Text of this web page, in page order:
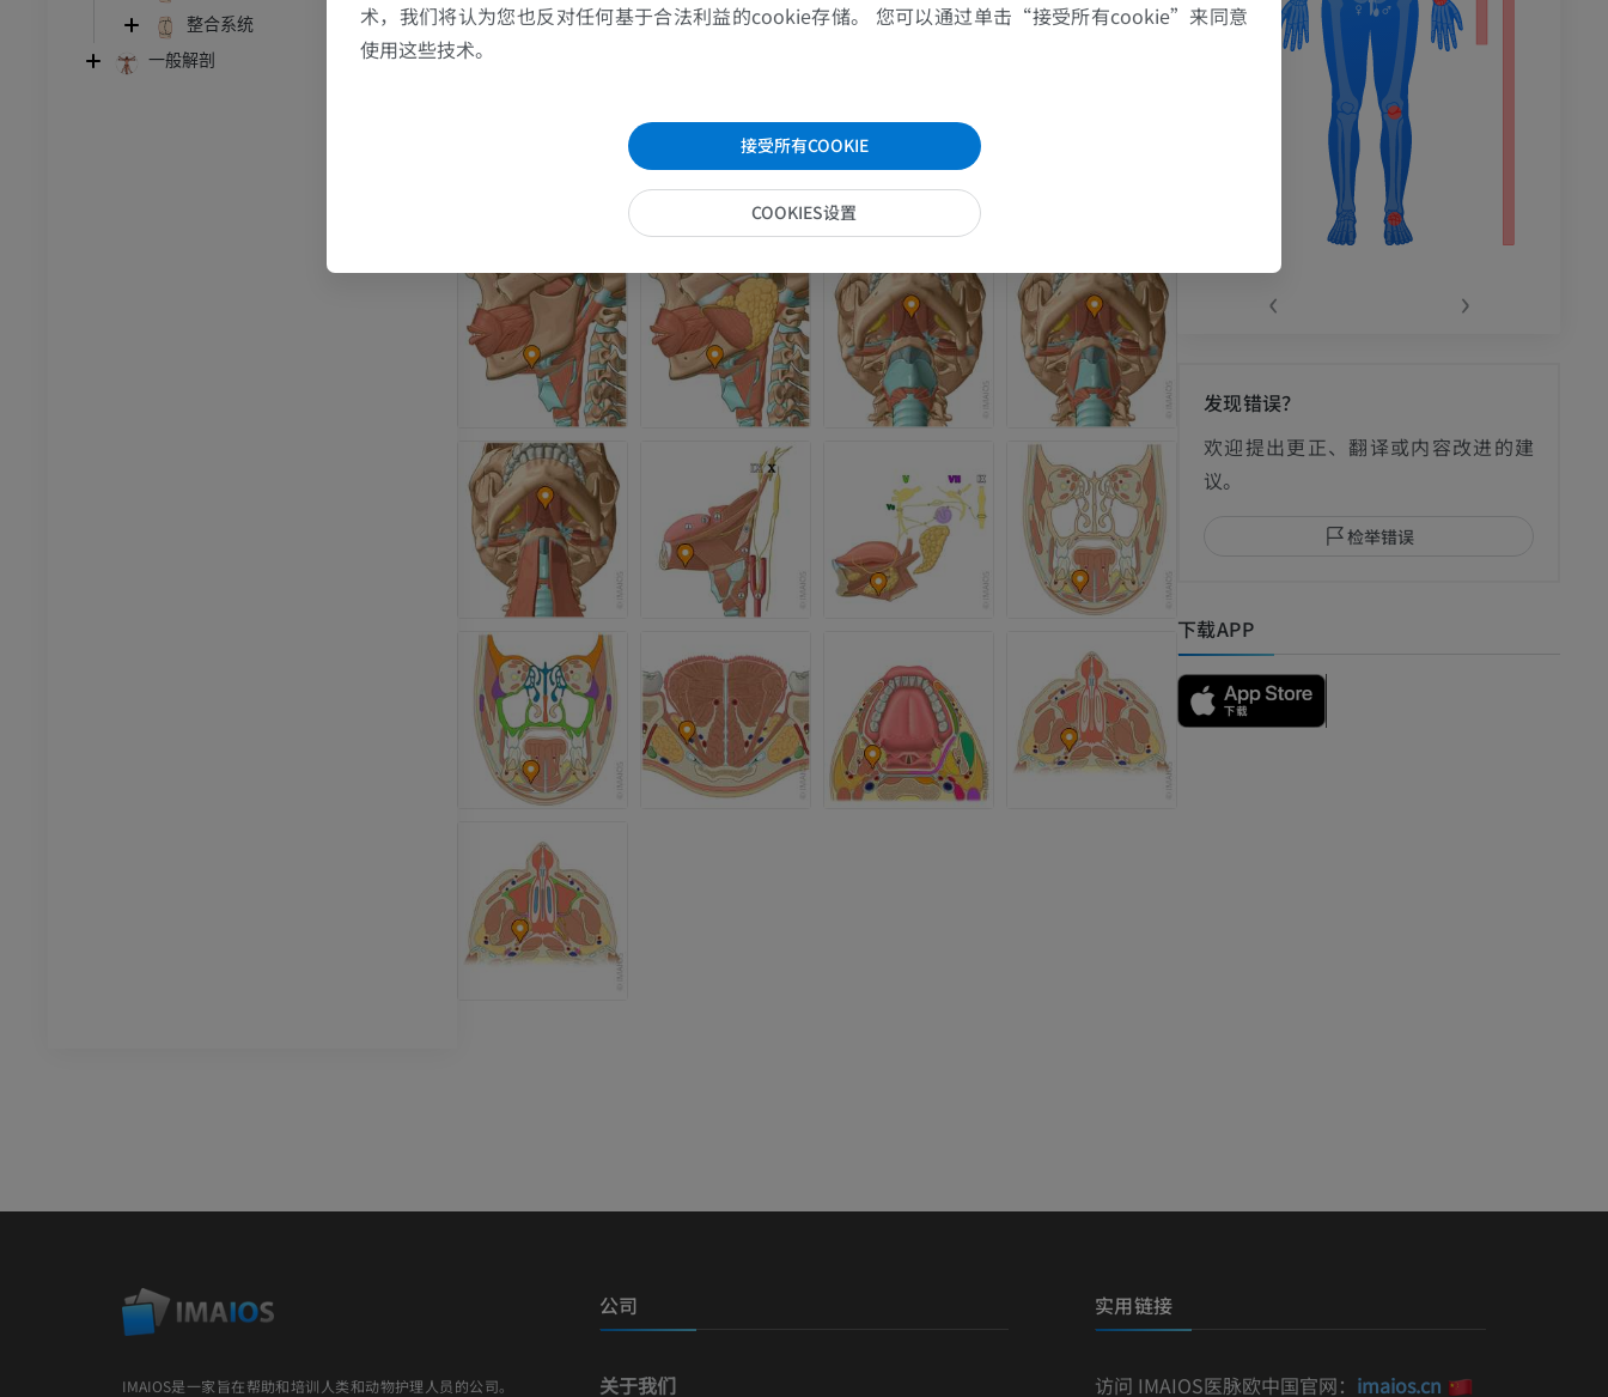
整合系统
一般解剖
踝关节和足部计算机断层
肘部MRI
MRI
优质会员
手部MRI
MRI
优质会员
插画
上肢血管造影
血管造影术
免費
髋MRI
MRI
膝MRI
MRI
优质会员
膝CT关节造影
CT关节造影
优质会员
脚踝和后足MRI
MRI
前足MRI
MRI
优质会员
‹ ›
发现错误？
欢迎提出更正、翻译或内容改进的建
议。
检举错误
下载APP
IMAIOS是一家旨在帮助和培训人类和动物护理人员的公司。
公司
关于我们
实用链接
访问 IMAIOS医脉欧中国官网： imaios.cn
术，我们将认为您也反对任何基于合法利益的cookie存储。 您可以通过单击“接受所有cookie”来同意
使用这些技术。
接受所有COOKIE
COOKIES设置